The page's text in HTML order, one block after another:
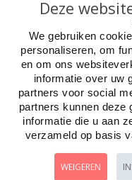
Ludo Jumbo XL
*
Artikelnr:796760
Ludo Jumbo XL 50 x 3 cm.
bord 4 spelers / 6 spelers.
Deze
We gebruiken
personaliseren, om
en om ons
informatie over uw
partners voor social
partners kunnen deze
informatie die u aan
verzameld op basis
WEIGEREN